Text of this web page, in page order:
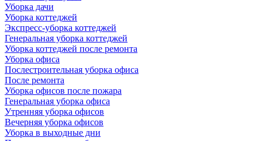
Уборка дачи
Уборка коттеджей
Экспресс-уборка коттеджей
Генеральная уборка коттеджей
Уборка коттеджей после ремонта
Уборка офиса
Послестроительная уборка офиса
После ремонта
Уборка офисов после пожара
Генеральная уборка офиса
Утренняя уборка офисов
Вечерняя уборка офисов
Уборка в выходные дни